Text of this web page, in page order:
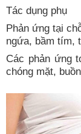
Tác dụng phụ
Phản ứng tại
ngứa, bầm tím,
Các phản ứng
chóng mặt,